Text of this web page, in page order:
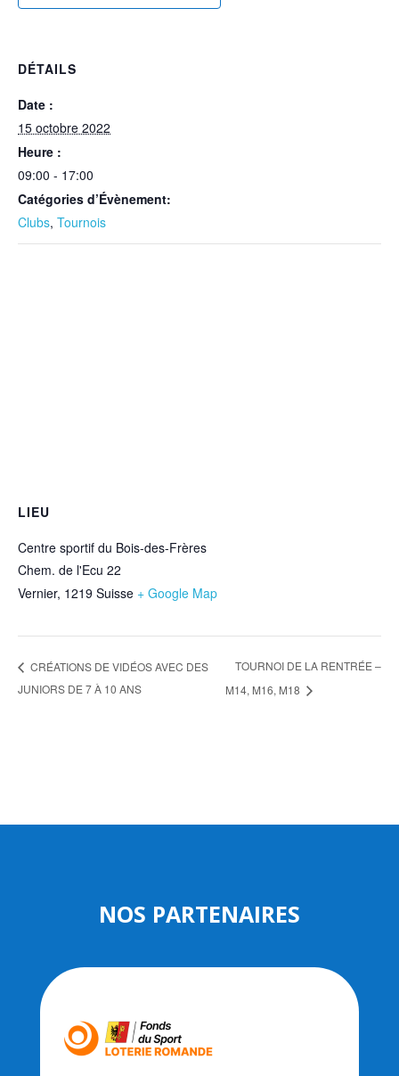
DÉTAILS
Date :
15 octobre 2022
Heure :
09:00 - 17:00
Catégories d’Évènement:
Clubs, Tournois
LIEU
Centre sportif du Bois-des-Frères
Chem. de l'Ecu 22
Vernier, 1219 Suisse + Google Map
CRÉATIONS DE VIDÉOS AVEC DES
JUNIORS DE 7 À 10 ANS
TOURNOI DE LA RENTRÉE –
M14, M16, M18
NOS PARTENAIRES